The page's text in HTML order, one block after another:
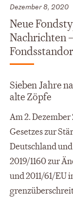
Dezember 8, 2020
Neue
Nachrichten
Sieben Jahre
alte Zöpfe
Am 2.
Gesetzes zur
Deutschland
2019/1160 zur
und 2011/61/EU